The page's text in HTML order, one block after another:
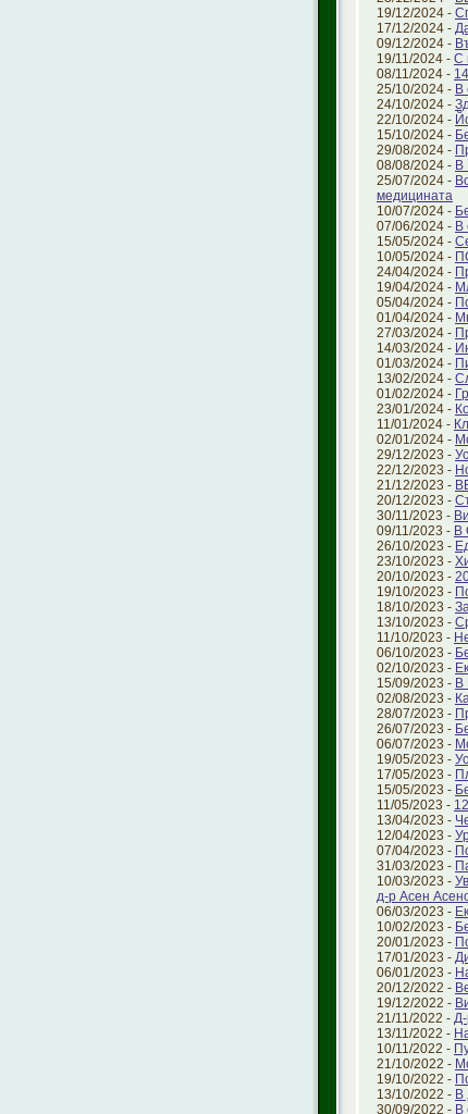
19/12/2024 -
17/12/2024 -
09/12/2024 -
19/11/2024 - С
08/11/2024 -
25/10/2024 - В
24/10/2024 -
22/10/2024 -
15/10/2024 -
29/08/2024 -
08/08/2024 - В
25/07/2024 -
медицината
10/07/2024 -
07/06/2024 - В
15/05/2024 -
10/05/2024 -
24/04/2024 -
19/04/2024 -
05/04/2024 -
01/04/2024 -
27/03/2024 -
14/03/2024 -
01/03/2024 -
13/02/2024 -
01/02/2024 -
23/01/2024 -
11/01/2024 -
02/01/2024 -
29/12/2023 -
22/12/2023 -
21/12/2023 -
20/12/2023 -
30/11/2023 -
09/11/2023 - В
26/10/2023 -
23/10/2023 -
20/10/2023 -
19/10/2023 -
18/10/2023 -
13/10/2023 -
11/10/2023 -
06/10/2023 -
02/10/2023 -
15/09/2023 - В
02/08/2023 -
28/07/2023 -
26/07/2023 -
06/07/2023 -
19/05/2023 -
17/05/2023 -
15/05/2023 -
11/05/2023 -
13/04/2023 -
12/04/2023 -
07/04/2023 -
31/03/2023 -
10/03/2023 -
д-р Асен
06/03/2023 -
10/02/2023 -
20/01/2023 -
17/01/2023 -
06/01/2023 -
20/12/2022 -
19/12/2022 -
21/11/2022 -
13/11/2022 -
10/11/2022 -
21/10/2022 -
19/10/2022 -
13/10/2022 - В
30/09/2022 - В